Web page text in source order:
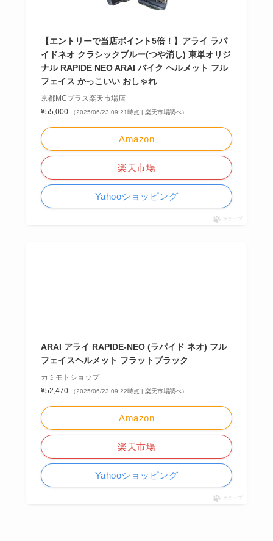
【エントリーで当店ポイント5倍！】アライ ラパ
イドネオ クラシックブルー(つや消し) 東単オリジ
ナル RAPIDE NEO ARAI バイク ヘルメット フル
フェイス かっこいい おしゃれ
京都MCプラス楽天市場店
¥55,000
（2025/06/23 09:21時点 | 楽天市場調べ）
Amazon
楽天市場
Yahooショッピング
ポチップ
ARAI アライ RAPIDE-NEO (ラパイド ネオ) フル
フェイスヘルメット フラットブラック
カミモトショップ
¥52,470
（2025/06/23 09:22時点 | 楽天市場調べ）
Amazon
楽天市場
Yahooショッピング
ポチップ